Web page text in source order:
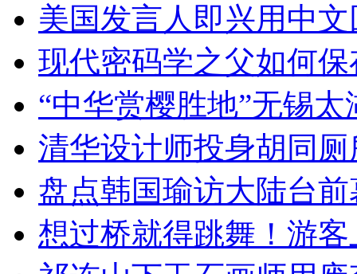
美国发言人即兴用中
现代密码学之父如何
“中华赏樱胜地”无锡
清华设计师投身胡同
盘点韩国瑜访大陆台
想过桥就得跳舞！游客